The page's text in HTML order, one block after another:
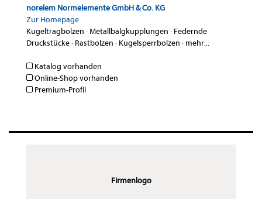
norelem Normelemente GmbH & Co. KG
Zur Homepage
Kugeltragbolzen ·Metallbalgkupplungen · Federnde
Druckstücke· Rastbolzen · Kugelsperrbolzen · mehr...
Katalog vorhanden
Online-Shop vorhanden
Premium-Profil
Firmenlogo